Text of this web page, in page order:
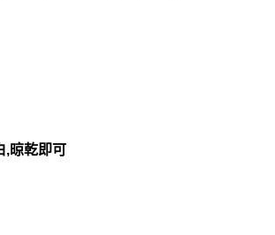
,晾乾即可